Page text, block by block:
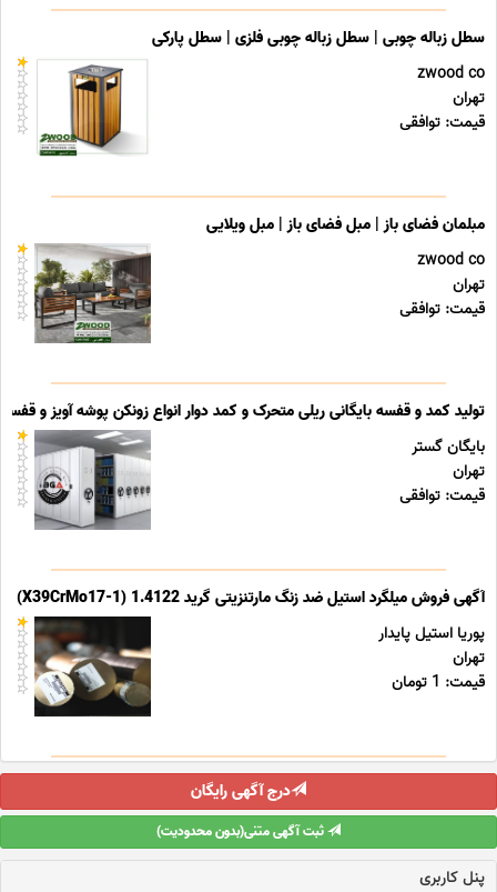
سطل زباله چوبی | سطل زباله چوبی فلزی | سطل پارکی
zwood co
تهران
قیمت: توافقی
مبلمان فضای باز | مبل فضای باز | مبل ویلایی
zwood co
تهران
قیمت: توافقی
تولید کمد و قفسه بایگانی ریلی متحرک و کمد دوار انواع زونکن پوشه آویز و قفسه
بایگان گستر
تهران
قیمت: توافقی
آگهی فروش میلگرد استیل ضد زنگ مارتنزیتی گرید 1.4122 (X39CrMo17-1)
پوریا استیل پایدار
تهران
قیمت: 1 تومان
درج آگهی رایگان
ثبت آگهی متنی(بدون محدودیت)
پنل کاربری